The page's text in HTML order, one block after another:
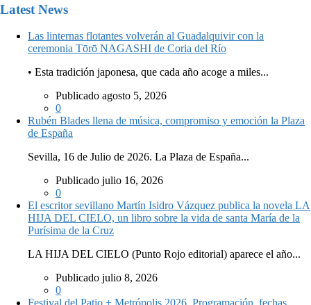
Latest News
Las linternas flotantes volverán al Guadalquivir con la
ceremonia Tōrō NAGASHI de Coria del Río
• Esta tradición japonesa, que cada año acoge a miles...
Publicado agosto 5, 2026
0
Rubén Blades llena de música, compromiso y emoción la Plaza
de España
Sevilla, 16 de Julio de 2026. La Plaza de España...
Publicado julio 16, 2026
0
El escritor sevillano Martín Isidro Vázquez publica la novela LA
HIJA DEL CIELO, un libro sobre la vida de santa María de la
Purísima de la Cruz
LA HIJA DEL CIELO (Punto Rojo editorial) aparece el año...
Publicado julio 8, 2026
0